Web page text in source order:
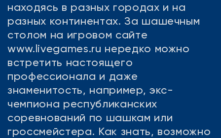
находясь в разных городах и на
разных континентах. За шашечным
столом на игровом сайте
www.livegames.ru нередко можно
встретить настоящего
профессионала и даже
знаменитость, например, экс-
чемпиона республиканских
соревнований по шашкам или
гроссмейстера. Как знать, возможно